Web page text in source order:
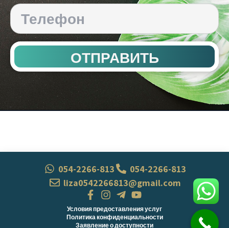
ОТПРАВИТЬ
054-2266-813
054-2266-813
liza0542266813@gmail.com
Условия предоставления услуг
Политика конфиденциальности
Заявление о доступности